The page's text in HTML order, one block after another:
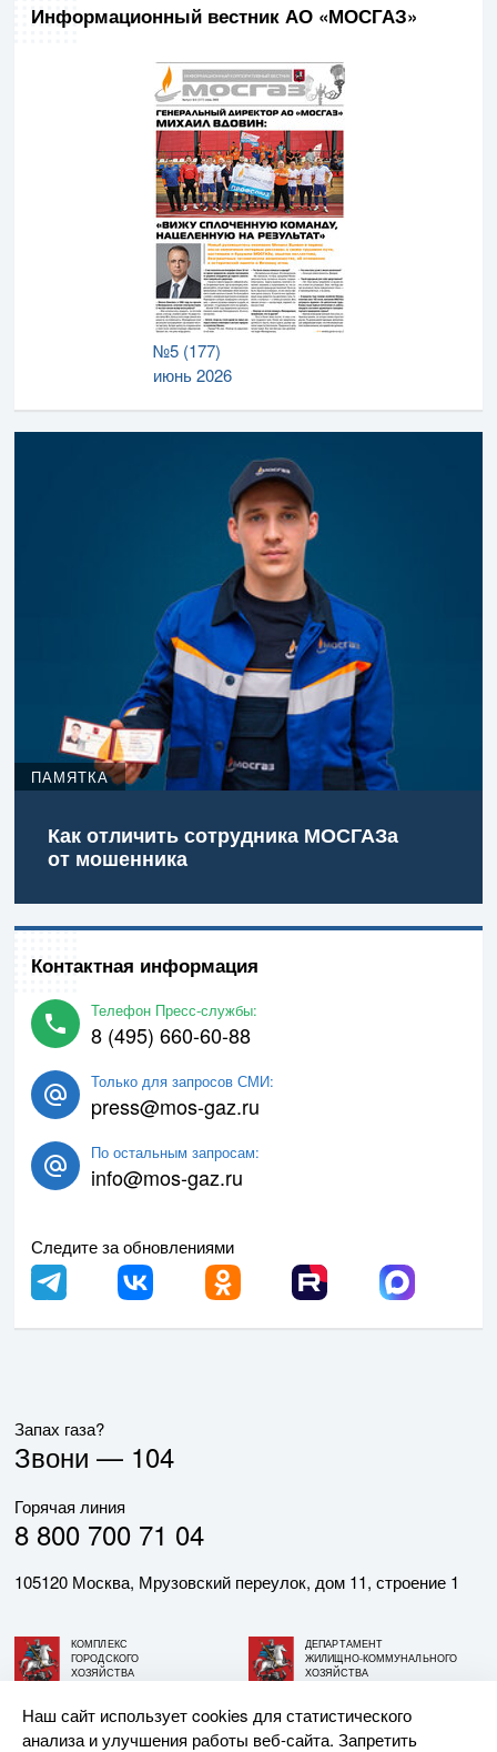
Информационный вестник АО «МОСГАЗ»
№5 (177)
июнь 2026
ПАМЯТКА
Как отличить сотрудника МОСГАЗа
от мошенника
Контактная информация
Телефон Пресс-службы:
8 (495) 660-60-88
Только для запросов СМИ:
press@mos-gaz.ru
По остальным запросам:
info@mos-gaz.ru
Следите за обновлениями
Запах газа?
Звони — 104
Горячая линия
8 800 700 71 04
105120 Москва, Мрузовский переулок, дом 11, строение 1
КОМПЛЕКС
ГОРОДСКОГО
ХОЗЯЙСТВА
ДЕПАРТАМЕНТ
ЖИЛИЩНО-КОММУНАЛЬНОГО
ХОЗЯЙСТВА
Наш сайт использует cookies для статистического
анализа и улучшения работы веб-сайта. Запретить